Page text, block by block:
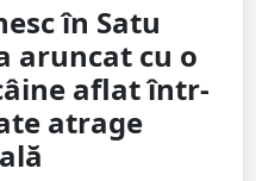
în Satu
aruncat cu o
aflat într-
atrage